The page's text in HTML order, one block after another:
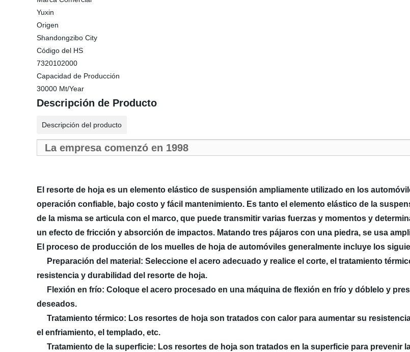
Yuxin
Origen
Shandongzibo City
Código del HS
7320102000
Capacidad de Producción
30000 Mt/Year
Descripción de Producto
Descripción del producto
La empresa comenzó en 1998
El resorte de hoja es un elemento elástico de suspensión ampliamente utilizado en los
operación confiable, bajo costo y fácil mantenimiento. Es tanto el elemento elástico de la
de la misma se articula con el marco, que puede transmitir varias fuerzas y momentos y
un efecto de fricción y absorción de impactos. Matando tres pájaros con una piedra, se usa
El proceso de producción de los muelles de hoja de automóviles generalmente incluye los
Preparación del material: Seleccione el acero adecuado y realice el corte, el tratamiento
resistencia y durabilidad del resorte de hoja.
Flexión en frío: Coloque el acero procesado en una máquina de flexión en frío y dóblelo y
deseados.
Tratamiento térmico: Los resortes de hoja son tratados con calor para aumentar su
el enfriamiento, el templado, etc.
Tratamiento de la superficie: Los resortes de hoja son tratados en la superficie para prevenir